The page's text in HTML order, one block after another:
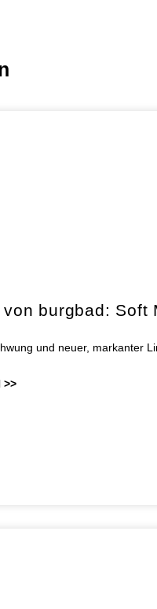
burgbad: Soft
und neuer, markanter
>>